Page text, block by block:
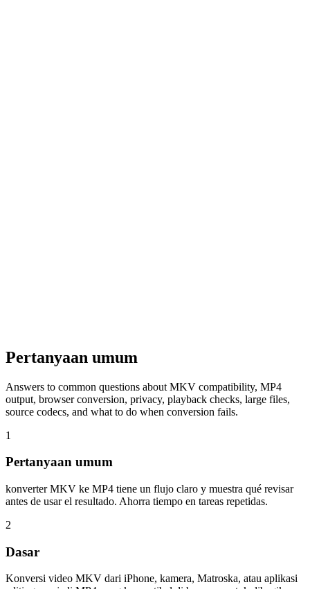
Pertanyaan umum
Answers to common questions about MKV compatibility, MP4
output, browser conversion, privacy, playback checks, large files,
source codecs, and what to do when conversion fails.
1
Pertanyaan umum
konverter MKV ke MP4 tiene un flujo claro y muestra qué revisar
antes de usar el resultado. Ahorra tiempo en tareas repetidas.
2
Dasar
Konversi video MKV dari iPhone, kamera, Matroska, atau aplikasi